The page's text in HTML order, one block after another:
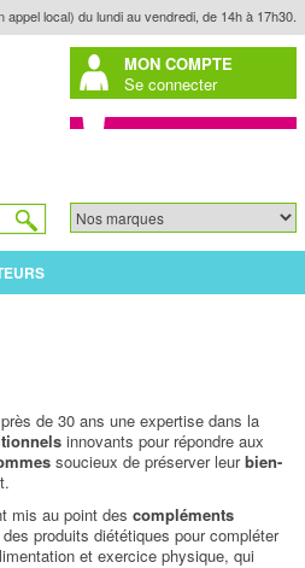
local) du lundi au vendredi, de 14h à 17h30.
MON COMPTE
Se connecter
de 30 ans une expertise dans la
innovants pour répondre aux
soucieux de préserver leurbien-
mis au point des compléments
produits diététiques pour compléter
et exercice physique, qui